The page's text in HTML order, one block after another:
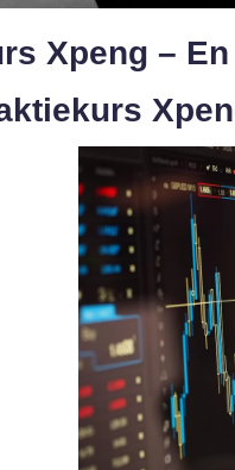
Xpeng –